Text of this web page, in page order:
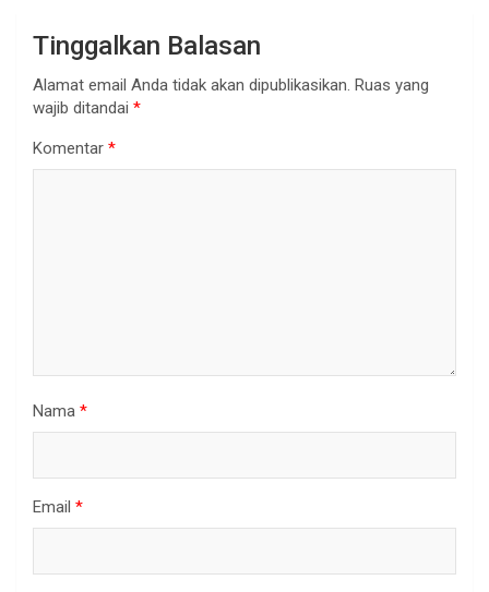
Tinggalkan Balasan
Alamat email Anda tidak akan dipublikasikan. Ruas yang
wajib ditandai *
Komentar *
Nama *
Email *